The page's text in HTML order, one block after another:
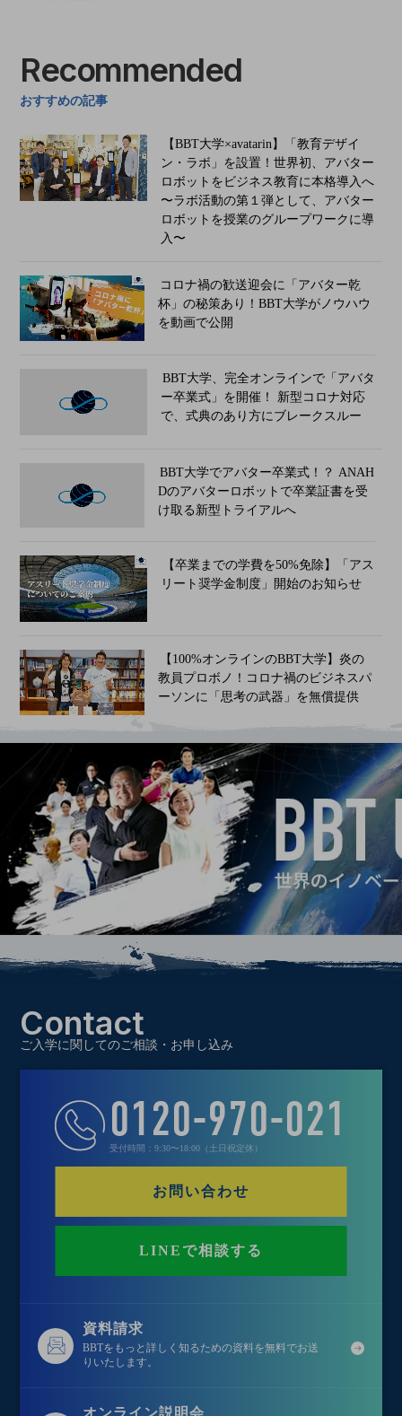
Recommended
おすすめの記事
【BBT大学×avatarin】「教育デザイ
ン・ラボ」を設置！世界初、アバター
ロボットをビジネス教育に本格導入へ
〜ラボ活動の第１弾として、アバター
ロボットを授業のグループワークに導
入〜
コロナ禍の歓送迎会に「アバター乾
杯」の秘策あり！BBT大学がノウハウ
を動画で公開
BBT大学、完全オンラインで「アバタ
ー卒業式」を開催！ 新型コロナ対応
で、式典のあり方にブレークスルー
BBT大学でアバター卒業式！？ ANAH
Dのアバターロボットで卒業証書を受
け取る新型トライアルへ
【卒業までの学費を50%免除】「アス
リート奨学金制度」開始のお知らせ
【100%オンラインのBBT大学】炎の
教員プロボノ！コロナ禍のビジネスパ
ーソンに「思考の武器」を無償提供
Contact
ご入学に関してのご相談・お申し込み
0120-970-021
受付時間：9:30〜18:00（土日祝定休）
お問い合わせ
LINEで相談する
資料請求
BBTをもっと詳しく知るための資料を無料でお送
りいたします。
オンライン説明会